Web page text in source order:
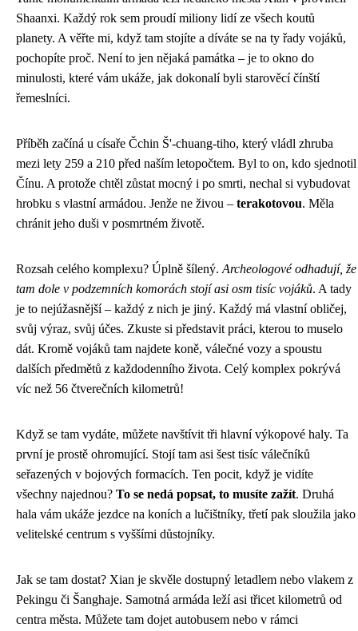
Shaanxi. Každý rok sem proudí miliony lidí ze všech koutů
planety. A věřte mi, když tam stojíte a díváte se na ty řady vojáků,
pochopíte proč. Není to jen nějaká památka – je to okno do
minulosti, které vám ukáže, jak dokonalí byli starověcí čínští
řemeslníci.
Příběh začíná u císaře Čchin Š'-chuang-tiho, který vládl zhruba
mezi lety 259 a 210 před naším letopočtem. Byl to on, kdo sjednotil
Čínu. A protože chtěl zůstat mocný i po smrti, nechal si vybudovat
hrobku s vlastní armádou. Jenže ne živou – terakotovou. Měla
chránit jeho duši v posmrtném životě.
Rozsah celého komplexu? Úplně šílený. Archeologové odhadují, že
tam dole v podzemních komorách stojí asi osm tisíc vojáků. A tady
je to nejúžasnější – každý z nich je jiný. Každý má vlastní obličej,
svůj výraz, svůj účes. Zkuste si představit práci, kterou to muselo
dát. Kromě vojáků tam najdete koně, válečné vozy a spoustu
dalších předmětů z každodenního života. Celý komplex pokrývá
víc než 56 čtverečních kilometrů!
Když se tam vydáte, můžete navštívit tři hlavní výkopové haly. Ta
první je prostě ohromující. Stojí tam asi šest tisíc válečníků
seřazených v bojových formacích. Ten pocit, když je vidíte
všechny najednou? To se nedá popsat, to musíte zažít. Druhá
hala vám ukáže jezdce na koních a lučištníky, třetí pak sloužila jako
velitelské centrum s vyššími důstojníky.
Jak se tam dostat? Xian je skvěle dostupný letadlem nebo vlakem z
Pekingu či Šanghaje. Samotná armáda leží asi třicet kilometrů od
centra města. Můžete tam dojet autobusem nebo v rámci